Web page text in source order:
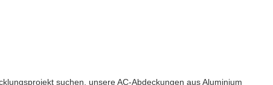
suchen, unsere AC-Abdeckungen aus Aluminium